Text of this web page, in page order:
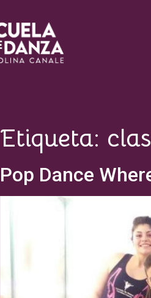
Etiqueta:
Pop Dance